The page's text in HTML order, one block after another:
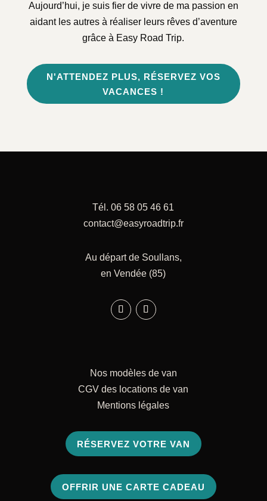
Aujourd’hui, je suis fier de vivre de ma passion en
aidant les autres à réaliser leurs rêves d’aventure
grâce à Easy Road Trip.
N'ATTENDEZ PLUS, RÉSERVEZ VOS
VACANCES !
Tél. 06 58 05 46 61
contact@easyroadtrip.fr
Au départ de Soullans,
en Vendée (85)
Nos modèles de van
CGV des locations de van
Mentions légales
RÉSERVEZ VOTRE VAN
OFFRIR UNE CARTE CADEAU